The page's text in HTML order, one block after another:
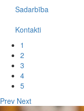
Sadarbība
Kontakti
1
2
3
4
5
Prev Next